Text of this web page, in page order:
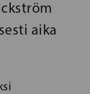
aika